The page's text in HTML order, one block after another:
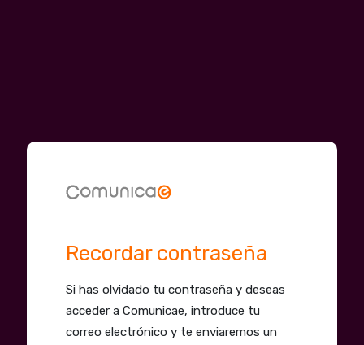
Recordar contraseña
Si has olvidado tu contraseña y deseas
acceder a Comunicae, introduce tu
correo electrónico y te enviaremos un